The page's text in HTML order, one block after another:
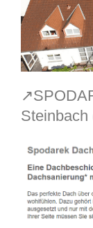
Steinbach